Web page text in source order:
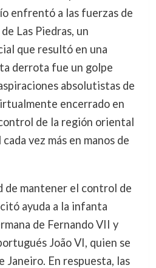
enfrentó a las fuerzas de
Las Piedras, un
que resultó en una
derrota fue un golpe
absolutistas de
encerrado en
de la región oriental
vez más en manos de
de mantener el control de
ayuda a la infanta
de Fernando VII y
João VI, quien se
Janeiro. En respuesta, las